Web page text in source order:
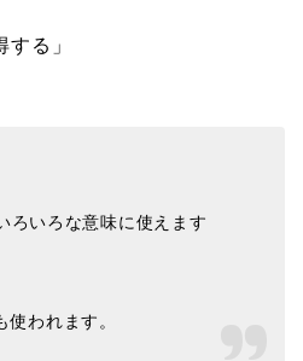
る」
ろいろな意味に使えます
われます。